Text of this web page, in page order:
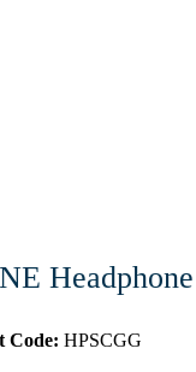
Code: HPSCGG